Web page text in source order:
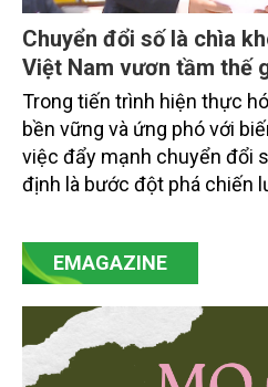
Chuyển đổi số là chìa
Việt Nam vươn tầm thế
Trong tiến trình hiện thực
bền vững và ứng phó với
việc đẩy mạnh chuyển đổi
định là bước đột phá chiến
mạnh mẽ, thúc đẩy quá
minh bạch hóa chuỗi cung
then chốt là nông nghiệp và
EMAGAZINE